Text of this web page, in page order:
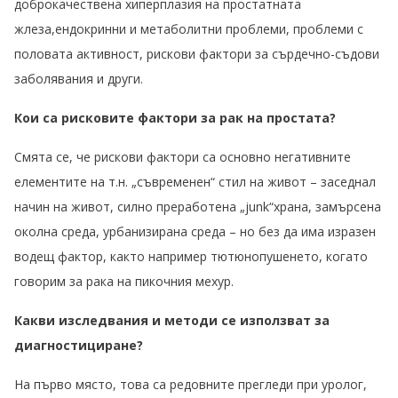
доброкачествена хиперплазия на простатната
жлеза,ендокринни и метаболитни проблеми, проблеми с
половата активност, рискови фактори за сърдечно-съдови
заболявания и други.
Кои са рисковите фактори за рак на простата?
Смята се, че рискови фактори са основно негативните
елементите на т.н. „съвременен“ стил на живот – заседнал
начин на живот, силно преработена „junk“храна, замърсена
околна среда, урбанизирана среда – но без да има изразен
водещ фактор, както например тютюнопушенето, когато
говорим за рака на пикочния мехур.
Какви изследвания и методи се използват за
диагностициране?
На първо място, това са редовните прегледи при уролог,